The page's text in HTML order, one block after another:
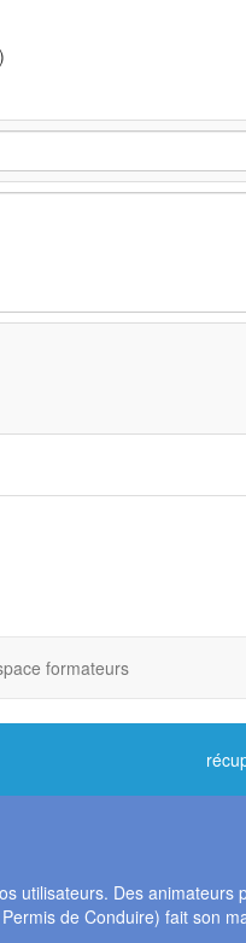
formateurs
utilisateurs. Des animateurs
de Conduire) fait son